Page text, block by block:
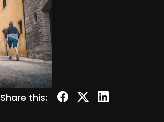
Share this: